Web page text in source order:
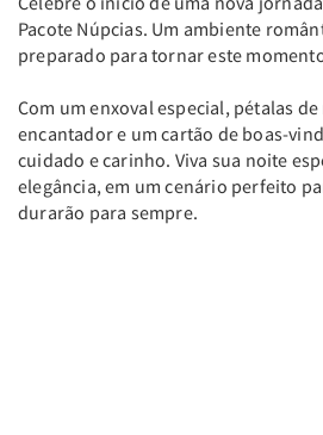
Pacote Núpcias. Um ambiente
preparado para tornar este
Com um enxoval especial, pétalas
encantador e um cartão de boas-
cuidado e carinho. Viva sua noite
elegância, em um cenário perfeito
durarão para sempre.